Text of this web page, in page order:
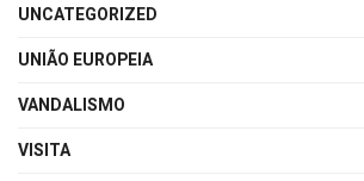
UNCATEGORIZED
UNIÃO EUROPEIA
VANDALISMO
VISITA